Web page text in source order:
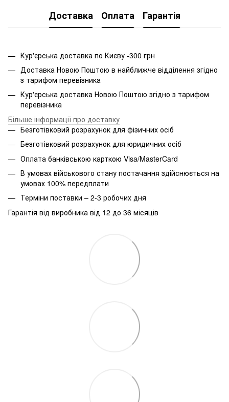
Доставка Оплата Гарантія
Кур'єрська доставка по Києву -300 грн
Доставка Новою Поштою в найближче відділення згідно
з тарифом перевізника
Кур'єрська доставка Новою Поштою згідно з тарифом
перевізника
Більше інформації про доставку
Безготівковий розрахунок для фізичних осіб
Безготівковий розрахунок для юридичних осіб
Оплата банківською карткою Visa/MasterCard
В умовах військового стану постачання здійснюється на
умовах 100% передплати
Терміни поставки – 2-3 робочих дня
Гарантія від виробника від 12 до 36 місяців